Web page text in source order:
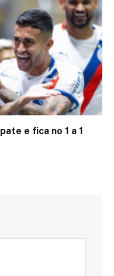
e fica no 1 a 1